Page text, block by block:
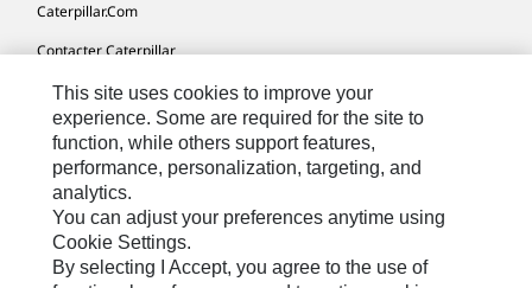
Caterpillar.com
Contacter Caterpillar
Mes Préférences Marketing
Plan Du Site
Cookie Settings
Mentions Légales
Confidentialité
This site uses cookies to improve your
experience. Some are required for the site to
function, while others support features,
performance, personalization, targeting, and
analytics.
You can adjust your preferences anytime using
Cookie Settings.
By selecting I Accept, you agree to the use of